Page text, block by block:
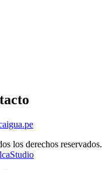
los derechos reservados.